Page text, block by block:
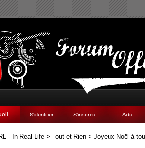
S'identifier S'inscrire Aide
IRL - In Real Life > Tout et Rien > Joyeux Noël à